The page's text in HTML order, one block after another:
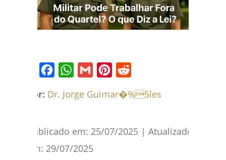
Por: Dr. Jorge Guimar�%5les
Publicado em: 25/07/2025 | Atualizado
em: 29/07/2025